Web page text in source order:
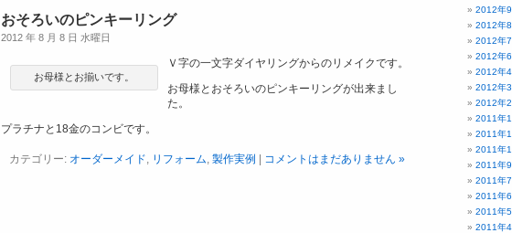
おそろいのピンキーリング
2012 年 8 月 8 日 水曜日
お母様とお揃いです。
Ｖ字の一文字ダイヤリングからのリメイクです。
お母様とおそろいのピンキーリングが出来まし
た。
プラチナと18金のコンビです。
カテゴリー: オーダーメイド, リフォーム, 製作実例 コメントはまだありません »
2012年9
2012年8
2012年7
2012年6
2012年4
2012年3
2012年2
2011年
2011年
2011年
2011年9
2011年7
2011年6
2011年5
2011年4